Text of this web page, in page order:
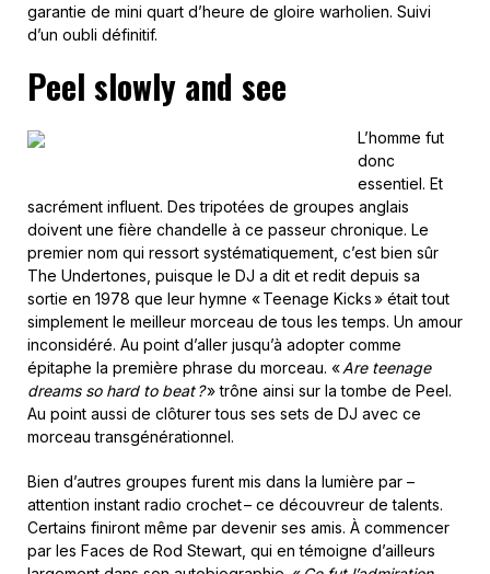
garantie de mini quart d’heure de gloire warholien. Suivi
d’un oubli définitif.
Peel slowly and see
L’homme fut
donc
essentiel. Et
sacrément influent. Des tripotées de groupes anglais
doivent une fière chandelle à ce passeur chronique. Le
premier nom qui ressort systématiquement, c’est bien sûr
The Undertones, puisque le DJ a dit et redit depuis sa
sortie en 1978 que leur hymne « Teenage Kicks » était tout
simplement le meilleur morceau de tous les temps. Un amour
inconsidéré. Au point d’aller jusqu’à adopter comme
épitaphe la première phrase du morceau. «Are teenage
dreams so hard to beat ?» trône ainsi sur la tombe de Peel.
Au point aussi de clôturer tous ses sets de DJ avec ce
morceau transgénérationnel.
Bien d’autres groupes furent mis dans la lumière par –
attention instant radio crochet – ce découvreur de talents.
Certains finiront même par devenir ses amis. À commencer
par les Faces de Rod Stewart, qui en témoigne d’ailleurs